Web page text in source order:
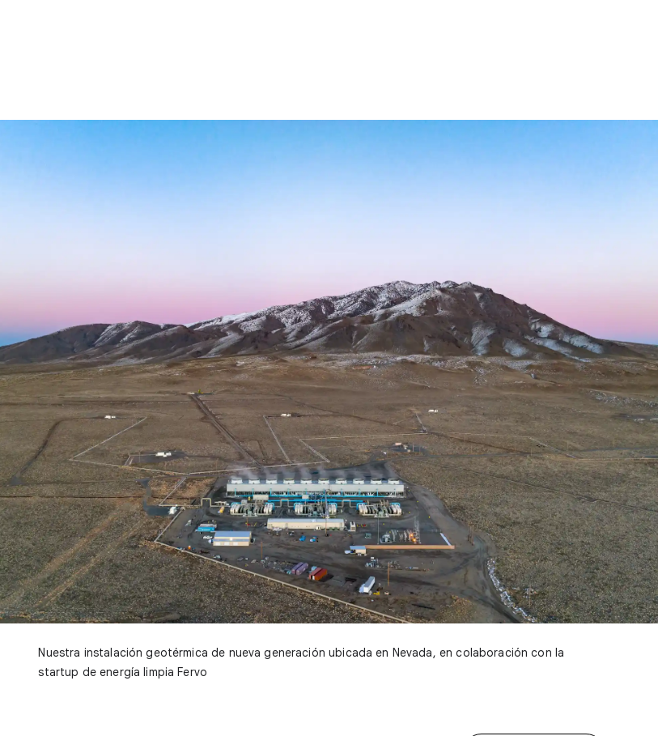
Nuestra instalación geotérmica de nueva generación ubicada en Nevada, en colaboración con la
startup de energía limpia Fervo